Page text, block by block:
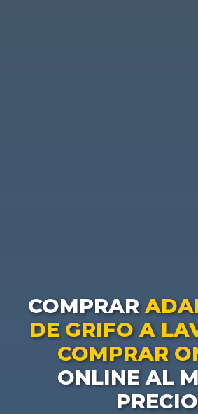
COMPRAR
DE GRIFO A
COMPRAR
ONLINE AL
PRECIO